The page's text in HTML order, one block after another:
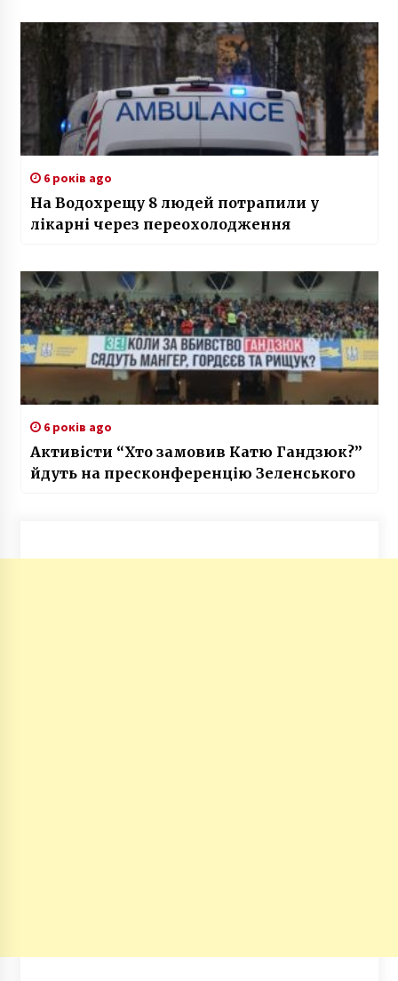
6 років ago
На Водохрещу 8 людей потрапили у
лікарні через переохолодження
6 років ago
Активісти “Хто замовив Катю Гандзюк?”
йдуть на пресконференцію Зеленського